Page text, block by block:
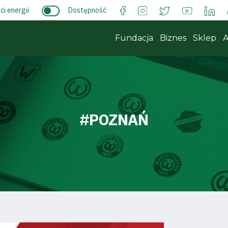
energii Dostępność
Fundacja Biznes Sklep
#POZNAŃ